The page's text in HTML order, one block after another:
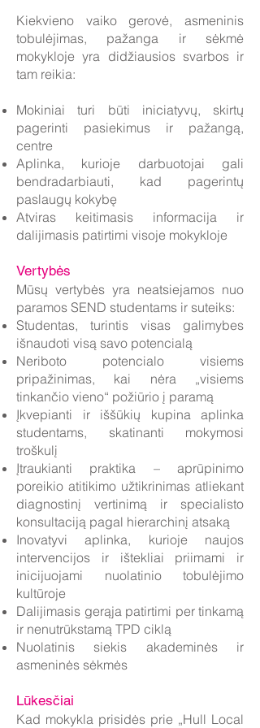
Kiekvieno vaiko gerovė, asmeninis
tobulėjimas, pažanga ir sėkmė
mokykloje yra didžiausios svarbos ir
tam reikia:
Mokiniai turi būti iniciatyvų, skirtų
pagerinti pasiekimus ir pažangą,
centre
Aplinka, kurioje darbuotojai gali
bendradarbiauti, kad pagerintų
paslaugų kokybę
Atviras keitimasis informacija ir
dalijimasis patirtimi visoje mokykloje
Vertybės
Mūsų vertybės yra neatsiejamos nuo
paramos SEND studentams ir suteiks:
Studentas, turintis visas galimybes
išnaudoti visą savo potencialą
Neriboto potencialo visiems
pripažinimas, kai nėra „visiems
tinkančio vieno“ požiūrio į paramą
Įkvepianti ir iššūkių kupina aplinka
studentams, skatinanti mokymosi
troškulį
Įtraukianti praktika – aprūpinimo
poreikio atitikimo užtikrinimas atliekant
diagnostinį vertinimą ir specialisto
konsultaciją pagal hierarchinį atsaką
Inovatyvi aplinka, kurioje naujos
intervencijos ir ištekliai priimami ir
inicijuojami nuolatinio tobulėjimo
kultūroje
Dalijimasis gerąja patirtimi per tinkamą
ir nenutrūkstamą TPD ciklą
Nuolatinis siekis akademinės ir
asmeninės sėkmės
Lūkesčiai
Kad mokykla prisidės prie „Hull Local